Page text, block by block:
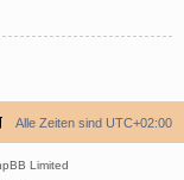
Alle Zeiten sind UTC+02:00
Limited